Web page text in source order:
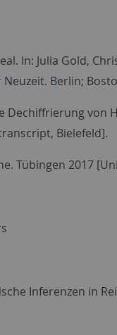
In: Julia Gold,
Berlin;
Bielefeld].
Tübingen 2017
Inferenzen in